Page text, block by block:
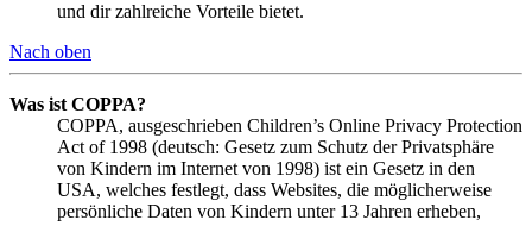
und dir zahlreiche Vorteile bietet.
Nach oben
Was ist COPPA?
COPPA, ausgeschrieben Children’s Online Privacy Protection
Act of 1998 (deutsch: Gesetz zum Schutz der Privatsphäre
von Kindern im Internet von 1998) ist ein Gesetz in den
USA, welches festlegt, dass Websites, die möglicherweise
persönliche Daten von Kindern unter 13 Jahren erheben,